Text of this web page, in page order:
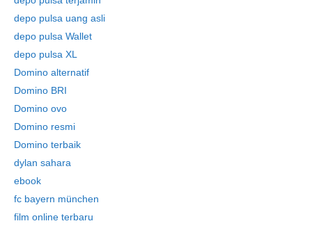
depo pulsa uang asli
depo pulsa Wallet
depo pulsa XL
Domino alternatif
Domino BRI
Domino ovo
Domino resmi
Domino terbaik
dylan sahara
ebook
fc bayern münchen
film online terbaru